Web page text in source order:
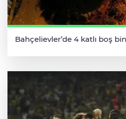
Bahçelievler’de 4 katlı boş